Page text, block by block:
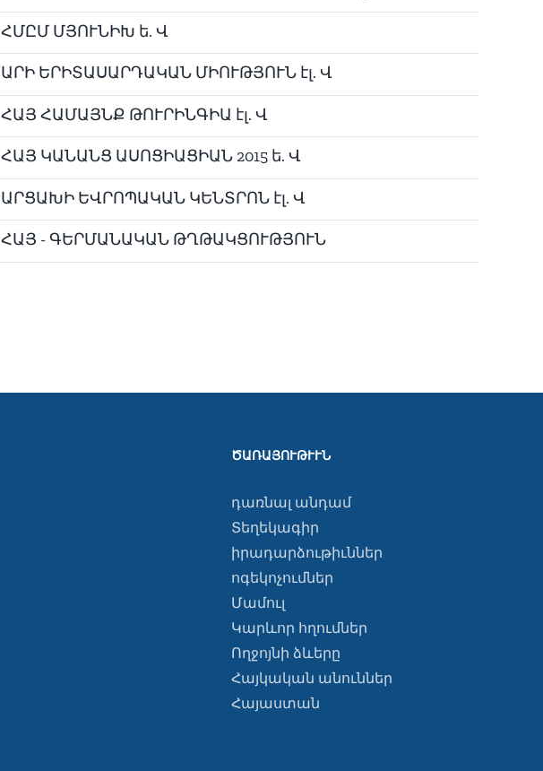
ՀՄԸՄ ՄՅՈՒՆԻԽ ե. Վ
ԱՐԻ ԵՐԻՏԱՍԱՐԴԱԿԱՆ ՄԻՈՒԹՅՈՒՆ էլ. Վ
ՀԱՅ ՀԱՄԱՅՆՔ ԹՈՒՐԻՆԳԻԱ էլ. Վ
ՀԱՅ ԿԱՆԱՆՑ ԱՍՈՑԻԱՑԻԱՆ 2015 ե. Վ
ԱՐՑԱԽԻ ԵՎՐՈՊԱԿԱՆ ԿԵՆՏՐՈՆ էլ. Վ
ՀԱՅ - ԳԵՐՄԱՆԱԿԱՆ ԹՂԹԱԿՑՈՒԹՅՈՒՆ
ԾԱՌԱՅՈՒԹՒՒՆ
դառնալ անդամ
Տեղեկագիր
իրադարձութիւններ
ոգեկոչումներ
Մամուլ
Կարևոր հղումներ
Ողջոյնի ձևերը
Հայկական անուններ
Հայաստան